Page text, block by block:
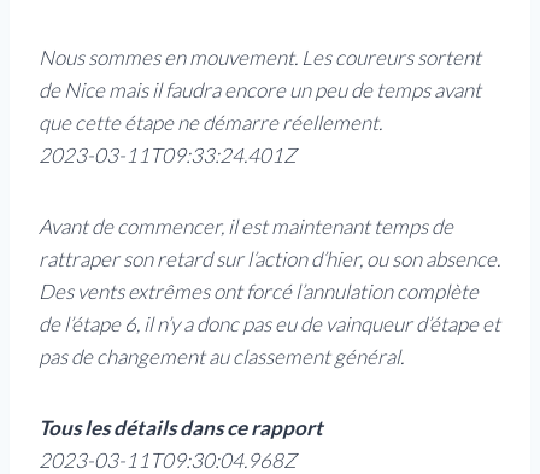
Nous sommes en mouvement. Les coureurs sortent
de Nice mais il faudra encore un peu de temps avant
que cette étape ne démarre réellement.
2023-03-11T09:33:24.401Z
Avant de commencer, il est maintenant temps de
rattraper son retard sur l’action d’hier, ou son absence.
Des vents extrêmes ont forcé l’annulation complète
de l’étape 6, il n’y a donc pas eu de vainqueur d’étape et
pas de changement au classement général.
Tous les détails dans ce rapport
2023-03-11T09:30:04.968Z